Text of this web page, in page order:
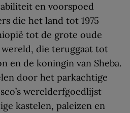
en voorspoed
die het land tot 1975
tot de grote oude
wereld, die teruggaat tot
en de koningin van Sheba.
door het parkachtige
werelderfgoedlijst
kastelen, paleizen en